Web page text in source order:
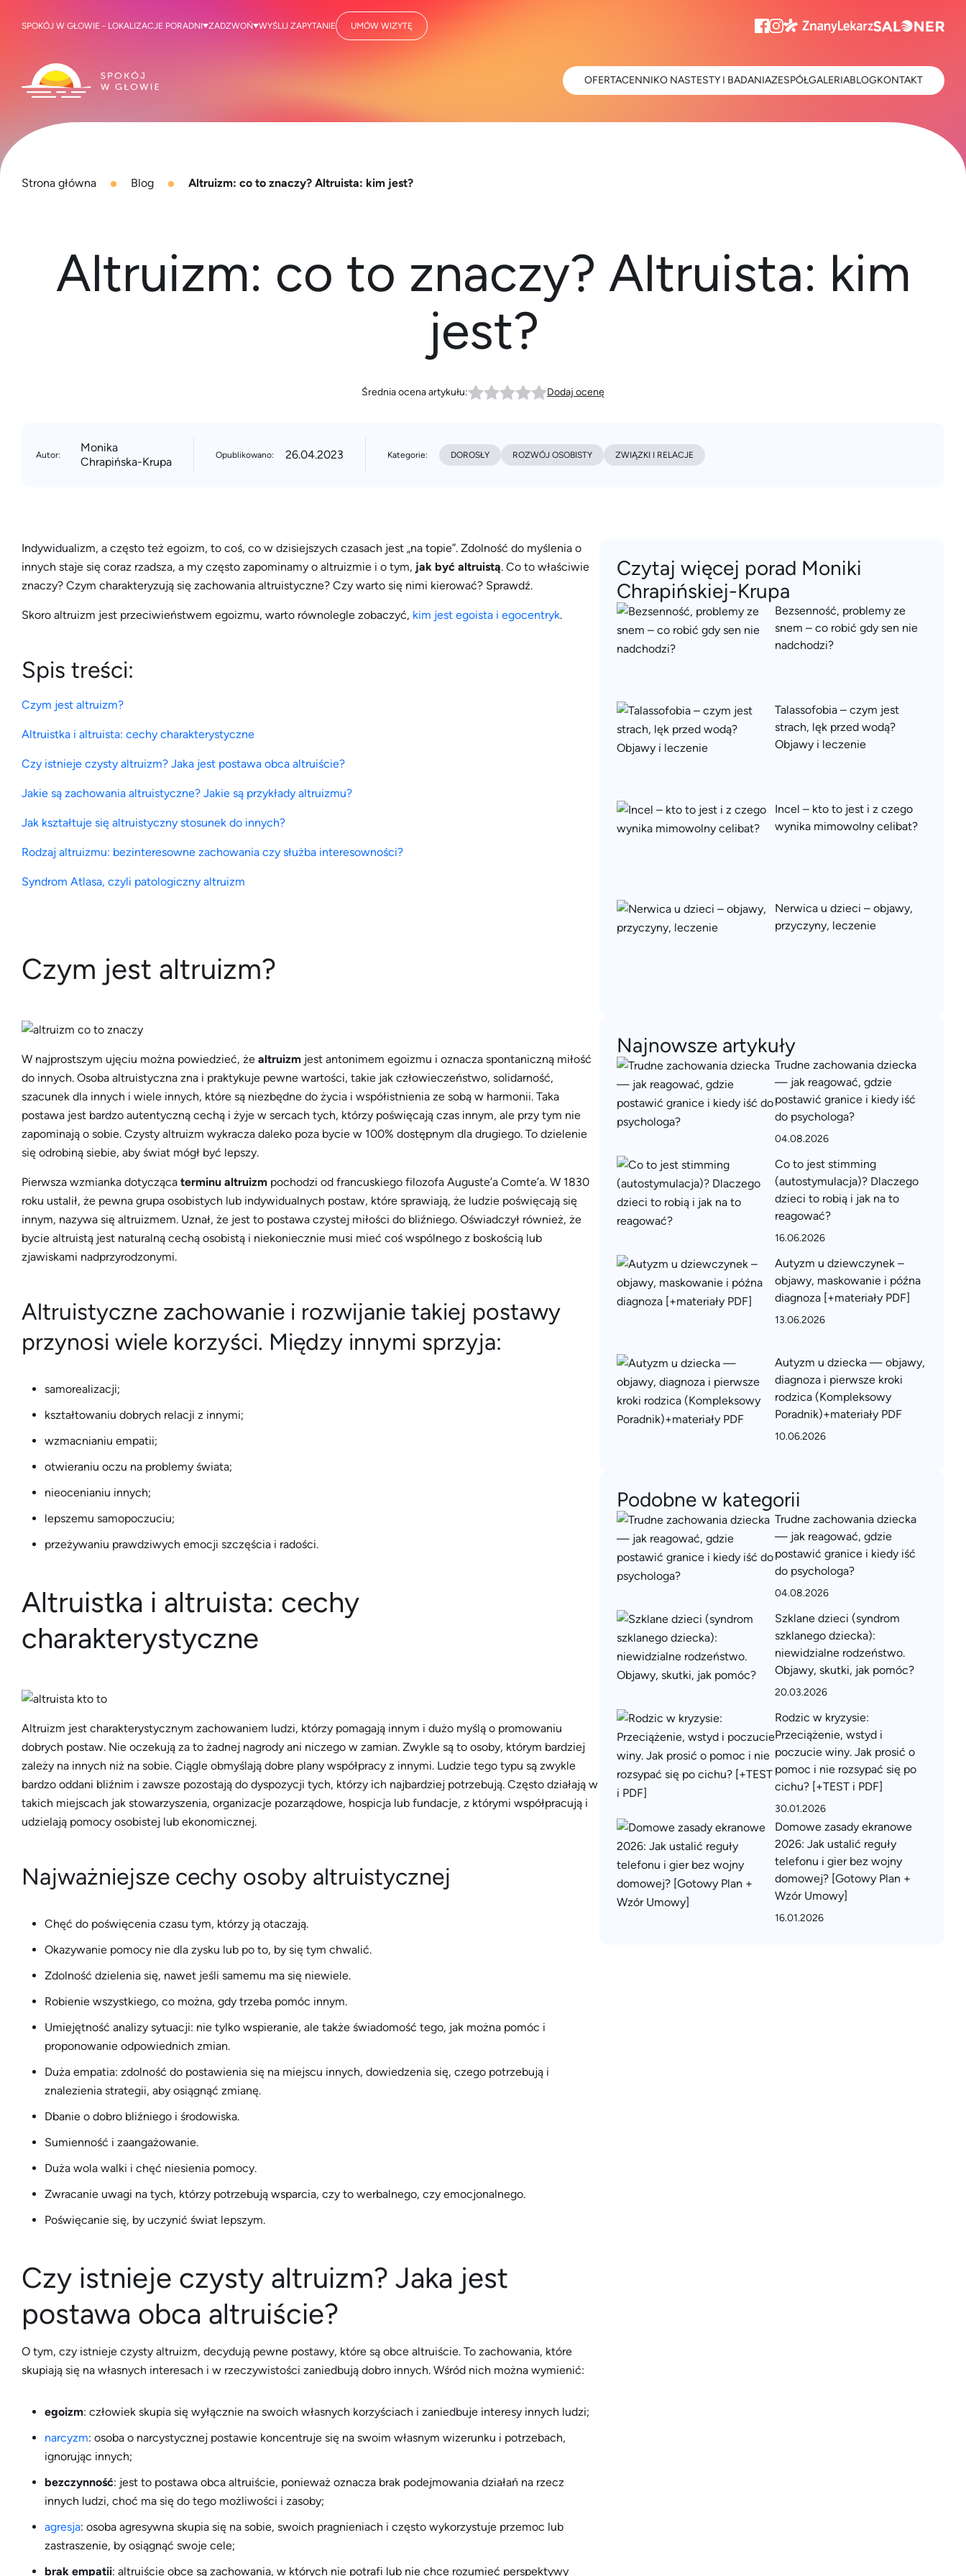
Strona główna Blog Altruizm: co to znaczy? Altruista: kim jest?
Altruizm: co to znaczy? Altruista: kim
jest?
Średnia ocena artykułu: Dodaj ocenę
Autor:
Monika
Chrapińska-Krupa
Opublikowano: 26.04.2023 Kategorie: DOROSŁY ROZWÓJ OSOBISTY ZWIĄZKI I RELACJE
Indywidualizm, a często też egoizm, to coś, co w dzisiejszych czasach jest „na topie”. Zdolność do myślenia o
innych staje się coraz rzadsza, a my często zapominamy o altruizmie i o tym, jak być altruistą. Co to właściwie
znaczy? Czym charakteryzują się zachowania altruistyczne? Czy warto się nimi kierować? Sprawdź.
Skoro altruizm jest przeciwieństwem egoizmu, warto równolegle zobaczyć, kim jest egoista i egocentryk.
Spis treści:
Czym jest altruizm?
Altruistka i altruista: cechy charakterystyczne
Czy istnieje czysty altruizm? Jaka jest postawa obca altruiście?
Jakie są zachowania altruistyczne? Jakie są przykłady altruizmu?
Jak kształtuje się altruistyczny stosunek do innych?
Rodzaj altruizmu: bezinteresowne zachowania czy służba interesowności?
Syndrom Atlasa, czyli patologiczny altruizm
Czym jest altruizm?
W najprostszym ujęciu można powiedzieć, że altruizm jest antonimem egoizmu i oznacza spontaniczną miłość
do innych. Osoba altruistyczna zna i praktykuje pewne wartości, takie jak człowieczeństwo, solidarność,
szacunek dla innych i wiele innych, które są niezbędne do życia i współistnienia ze sobą w harmonii. Taka
postawa jest bardzo autentyczną cechą i żyje w sercach tych, którzy poświęcają czas innym, ale przy tym nie
zapominają o sobie. Czysty altruizm wykracza daleko poza bycie w 100% dostępnym dla drugiego. To dzielenie
się odrobiną siebie, aby świat mógł być lepszy.
Pierwsza wzmianka dotycząca terminu altruizm pochodzi od francuskiego filozofa Auguste’a Comte’a. W 1830
roku ustalił, że pewna grupa osobistych lub indywidualnych postaw, które sprawiają, że ludzie poświęcają się
innym, nazywa się altruizmem. Uznał, że jest to postawa czystej miłości do bliźniego. Oświadczył również, że
bycie altruistą jest naturalną cechą osobistą i niekoniecznie musi mieć coś wspólnego z boskością lub
zjawiskami nadprzyrodzonymi.
Altruistyczne zachowanie i rozwijanie takiej postawy
przynosi wiele korzyści. Między innymi sprzyja:
samorealizacji;
kształtowaniu dobrych relacji z innymi;
wzmacnianiu empatii;
otwieraniu oczu na problemy świata;
nieocenianiu innych;
lepszemu samopoczuciu;
przeżywaniu prawdziwych emocji szczęścia i radości.
Altruistka i altruista: cechy
charakterystyczne
Altruizm jest charakterystycznym zachowaniem ludzi, którzy pomagają innym i dużo myślą o promowaniu
dobrych postaw. Nie oczekują za to żadnej nagrody ani niczego w zamian. Zwykle są to osoby, którym bardziej
zależy na innych niż na sobie. Ciągle obmyślają dobre plany współpracy z innymi. Ludzie tego typu są zwykle
bardzo oddani bliźnim i zawsze pozostają do dyspozycji tych, którzy ich najbardziej potrzebują. Często działają w
takich miejscach jak stowarzyszenia, organizacje pozarządowe, hospicja lub fundacje, z którymi współpracują i
udzielają pomocy osobistej lub ekonomicznej.
Najważniejsze cechy osoby altruistycznej
Chęć do poświęcenia czasu tym, którzy ją otaczają.
Okazywanie pomocy nie dla zysku lub po to, by się tym chwalić.
Zdolność dzielenia się, nawet jeśli samemu ma się niewiele.
Robienie wszystkiego, co można, gdy trzeba pomóc innym.
Umiejętność analizy sytuacji: nie tylko wspieranie, ale także świadomość tego, jak można pomóc i
proponowanie odpowiednich zmian.
Duża empatia: zdolność do postawienia się na miejscu innych, dowiedzenia się, czego potrzebują i
znalezienia strategii, aby osiągnąć zmianę.
Dbanie o dobro bliźniego i środowiska.
Sumienność i zaangażowanie.
Duża wola walki i chęć niesienia pomocy.
Zwracanie uwagi na tych, którzy potrzebują wsparcia, czy to werbalnego, czy emocjonalnego.
Poświęcanie się, by uczynić świat lepszym.
Czy istnieje czysty altruizm? Jaka jest
postawa obca altruiście?
O tym, czy istnieje czysty altruizm, decydują pewne postawy, które są obce altruiście. To zachowania, które
skupiają się na własnych interesach i w rzeczywistości zaniedbują dobro innych. Wśród nich można wymienić:
egoizm: człowiek skupia się wyłącznie na swoich własnych korzyściach i zaniedbuje interesy innych ludzi;
narcyzm: osoba o narcystycznej postawie koncentruje się na swoim własnym wizerunku i potrzebach,
ignorując innych;
bezczynność: jest to postawa obca altruiście, ponieważ oznacza brak podejmowania działań na rzecz
innych ludzi, choć ma się do tego możliwości i zasoby;
agresja: osoba agresywna skupia się na sobie, swoich pragnieniach i często wykorzystuje przemoc lub
zastraszenie, by osiągnąć swoje cele;
brak empatii: altruiście obce są zachowania, w których nie potrafi lub nie chce rozumieć perspektywy
Czytaj więcej porad Moniki
Chrapińskiej-Krupa
Bezsenność, problemy ze
snem – co robić gdy sen nie
nadchodzi?
Talassofobia – czym jest
strach, lęk przed wodą?
Objawy i leczenie
Incel – kto to jest i z czego
wynika mimowolny celibat?
Nerwica u dzieci – objawy,
przyczyny, leczenie
Najnowsze artykuły
Trudne zachowania dziecka
— jak reagować, gdzie
postawić granice i kiedy iść
do psychologa?
04.08.2026
Co to jest stimming
(autostymulacja)? Dlaczego
dzieci to robią i jak na to
reagować?
16.06.2026
Autyzm u dziewczynek –
objawy, maskowanie i późna
diagnoza [+materiały PDF]
13.06.2026
Autyzm u dziecka — objawy,
diagnoza i pierwsze kroki
rodzica (Kompleksowy
Poradnik)+materiały PDF
10.06.2026
Podobne w kategorii
Trudne zachowania dziecka
— jak reagować, gdzie
postawić granice i kiedy iść
do psychologa?
04.08.2026
Szklane dzieci (syndrom
szklanego dziecka):
niewidzialne rodzeństwo.
Objawy, skutki, jak pomóc?
20.03.2026
Rodzic w kryzysie:
Przeciążenie, wstyd i
poczucie winy. Jak prosić o
pomoc i nie rozsypać się po
cichu? [+TEST i PDF]
30.01.2026
Domowe zasady ekranowe
2026: Jak ustalić reguły
telefonu i gier bez wojny
domowej? [Gotowy Plan +
Wzór Umowy]
16.01.2026
SPOKÓJ W GŁOWIE - LOKALIZACJE PORADNI ZADZWOŃ WYŚLIJ ZAPYTANIE UMÓW WIZYTĘ
OFERTACENNIKO NASTESTY I BADANIAZESPÓŁGALERIABLOGKONTAKT